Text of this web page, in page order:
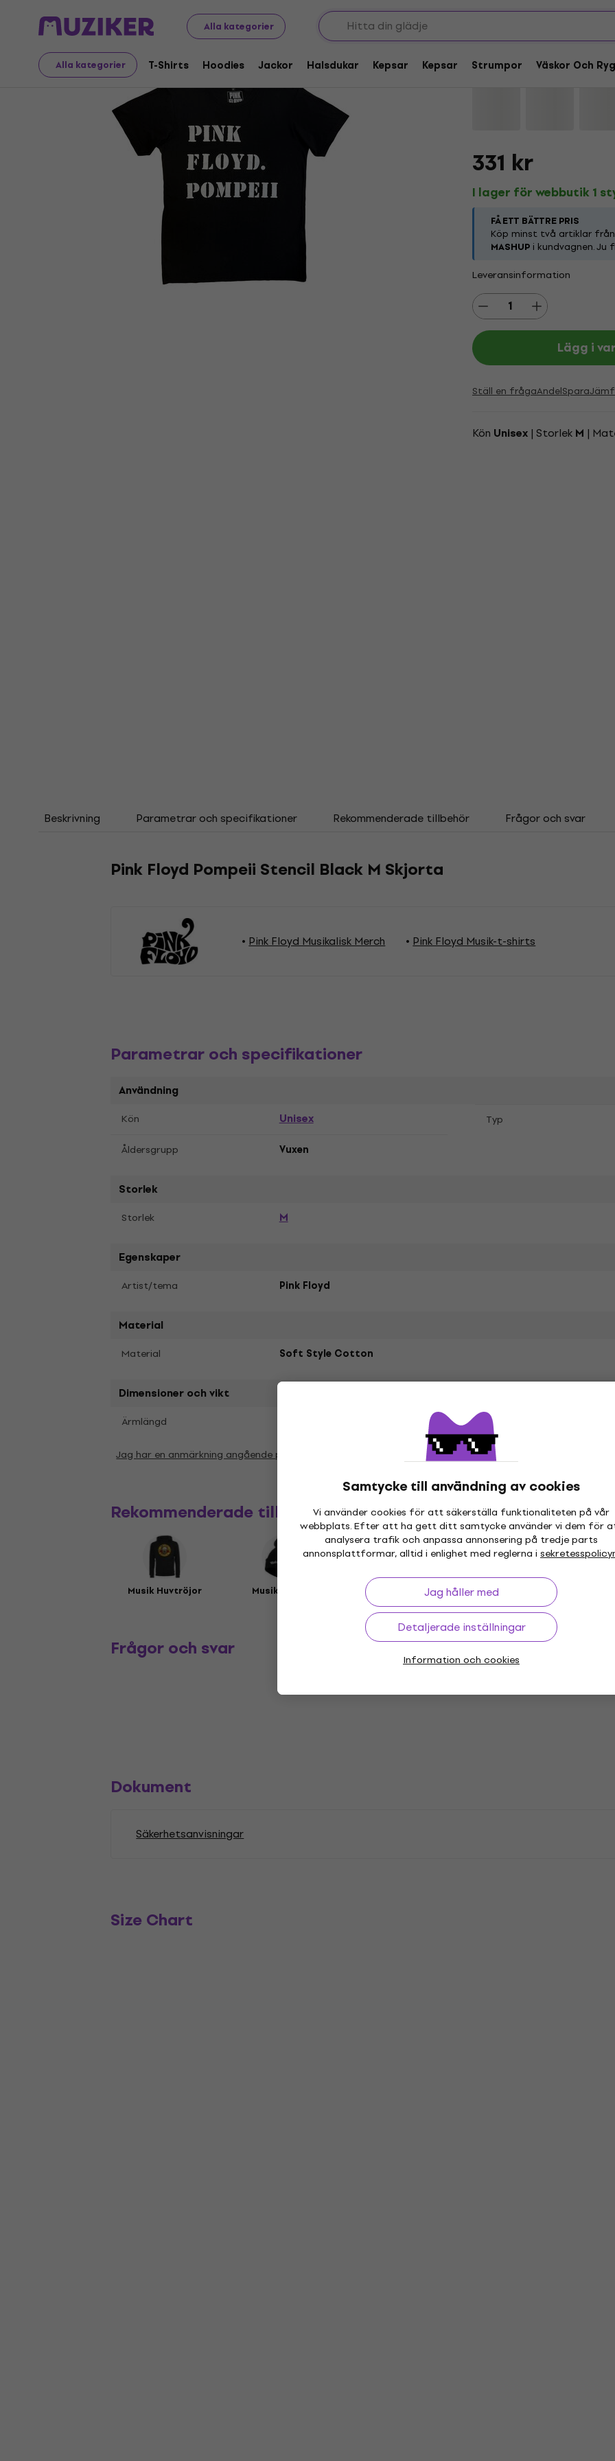
Alla kategorier
Alla kategorier T-Shirts Hoodies Jackor Halsdukar Kepsar Kepsar Strumpor Väskor Och
Samtycke till användning av cookies
Vi använder cookies för att säkerställa funktionaliteten på vår
webbplats. Efter att ha gett ditt samtycke använder vi dem för
analysera trafik och anpassa annonsering på tredje parts
annonsplattformar, alltid i enlighet med reglerna i
Jag håller med
Detaljerade inställningar
Information och cookies
Merch Musikalisk Merch T-Shirts
Pink Floyd Pompeii
Varumärke: Pink Floyd
331 kr
I lager för webbutik 1
FÅ ETT BÄTTRE PRIS
Köp minst två artiklar
MASHUP i kundvagnen.
Leveransinformation
Lägg i
Ställ en frågaAndelSpara
Kön Unisex | Storlek M |
Beskrivning Parametrar och specifikationer Rekommenderade tillbehör Frågor och svar
Pink Floyd Pompeii Stencil Black M Skjorta
Pink Floyd Musikalisk Merch Pink Floyd Musik-t-shirts
Parametrar och specifikationer
Användning
Kön Unisex
Typ
Åldersgrupp
Vuxen
Storlek
Storlek M
Egenskaper
Artist/tema Pink Floyd
Material
Material Soft Style Cotton
Dimensioner och vikt
Ärmlängd
Jag har en anmärkning angående parametrarna
Rekommenderade tillbehör
Musik Huvtröjor Musikmössor Vinyl LP-skivor Musikkepsar
Frågor och svar
Dokument
Säkerhetsanvisningar
Size Chart